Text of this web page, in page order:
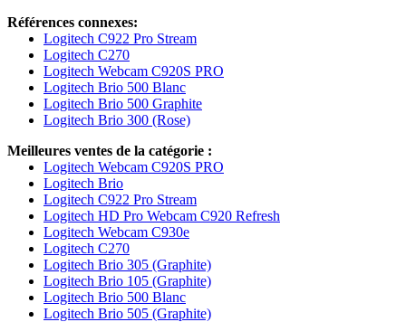
Références connexes:
Logitech C922 Pro Stream
Logitech C270
Logitech Webcam C920S PRO
Logitech Brio 500 Blanc
Logitech Brio 500 Graphite
Logitech Brio 300 (Rose)
Meilleures ventes de la catégorie :
Logitech Webcam C920S PRO
Logitech Brio
Logitech C922 Pro Stream
Logitech HD Pro Webcam C920 Refresh
Logitech Webcam C930e
Logitech C270
Logitech Brio 305 (Graphite)
Logitech Brio 105 (Graphite)
Logitech Brio 500 Blanc
Logitech Brio 505 (Graphite)